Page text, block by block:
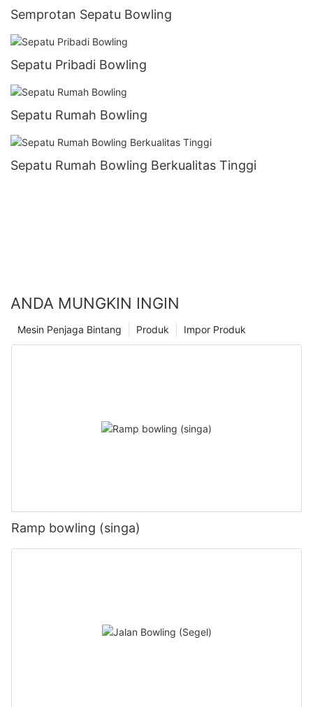
Semprotan Sepatu Bowling
Sepatu Pribadi Bowling
Sepatu Rumah Bowling
Sepatu Rumah Bowling Berkualitas Tinggi
ANDA MUNGKIN INGIN
Impor Produk
Produk
Mesin Penjaga Bintang
Ramp bowling (singa)